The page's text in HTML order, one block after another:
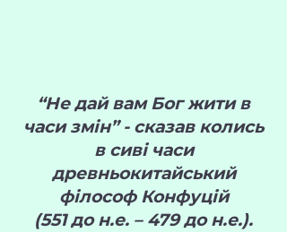
“Не дай вам Бог жити в
часи змін” - сказав колись
в сиві часи
древньокитайський
філософ Конфуцій
(551 до н.е. – 479 до н.е.).